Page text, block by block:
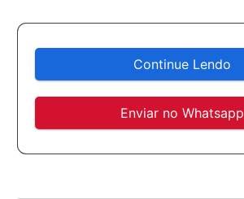
Continue Lendo
Enviar no Whatsapp